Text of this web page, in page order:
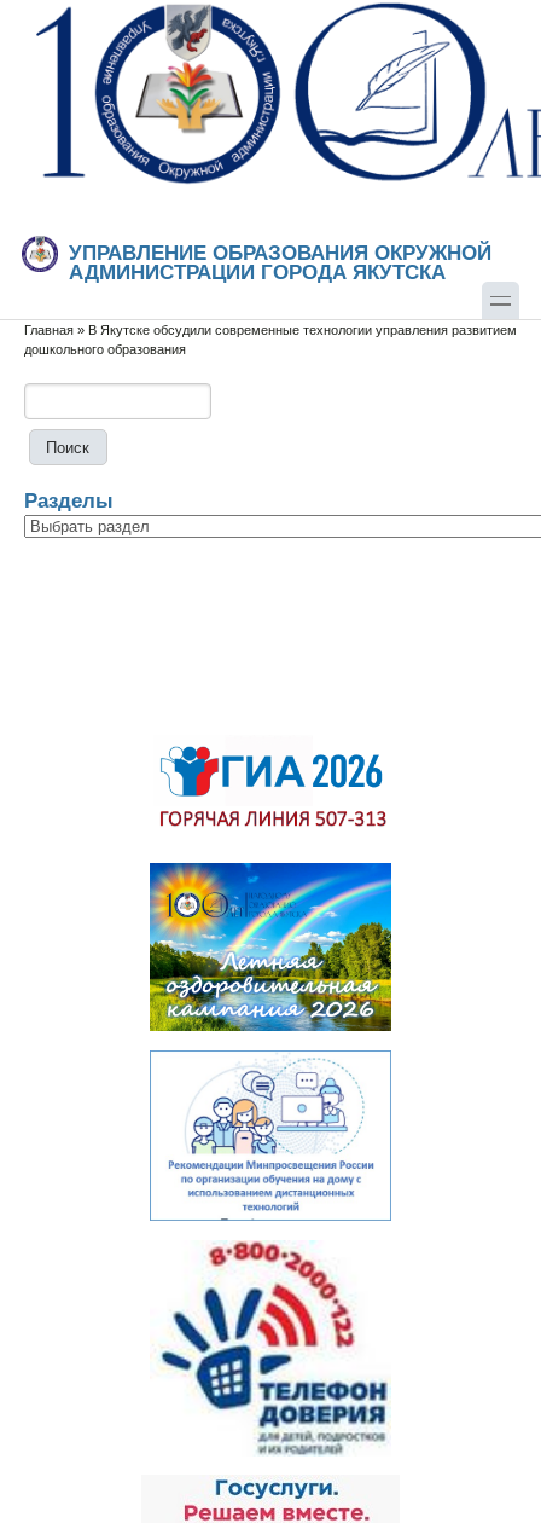
Перейти к основному содержанию
Skip to search
УПРАВЛЕНИЕ ОБРАЗОВАНИЯ ОКРУЖНОЙ
АДМИНИСТРАЦИИ ГОРОДА ЯКУТСКА
Вы здесь
Главная » В Якутске обсудили современные технологии управления развитием
дошкольного образования
Разделы